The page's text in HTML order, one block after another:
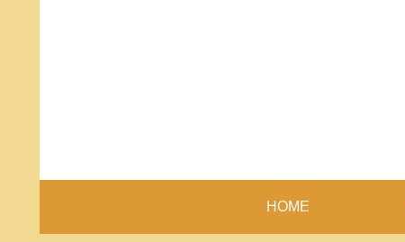
HOME